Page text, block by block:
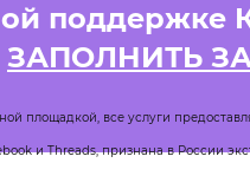
поддержке
ЗАПОЛНИТЬ
площадкой, все услуги
и Threads, признана в России